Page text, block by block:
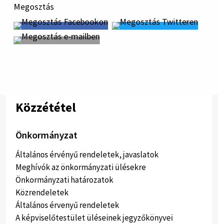
Megosztás
Közzététel
Önkormányzat
Általános érvényű rendeletek, javaslatok
Meghívók az önkormányzati ülésekre
Önkormányzati határozatok
Közrendeletek
Általános érvenyű rendeletek
A képviselőtestület üléseinek jegyzőkönyvei